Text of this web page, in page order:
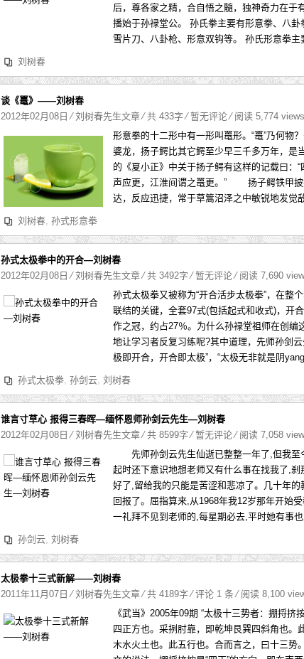
后，尊各家之精，合自悟之髓，独神奇力在
播始于孙禄堂公。 孙氏拳主要有形意拳、八卦
雪片刀、八卦枪、形意双钩等。 孙氏形意拳
刘树春
谈《鼍》——刘树春
2012年02月08日 ⁄刘树春先生文章⁄ 共 433字⁄暂无评论⁄ 阅读 5,774
形意拳的十二形中有一形叫鼍形。“鼍”乃何物
婆龙，扬子鳄比其它鳄至少早三千多万年，是
的《夏小正》中关于扬子鳄有这样的记载曰：
声应更，江淮间谓之鼍更。” 扬子鳄铁甲披
达，反应迅捷，常于草篙沼泽之中敏锐地发觉
刘树春, 孙式形意拳
孙式太极拳中的开合—刘树春
2012年02月08日 ⁄刘树春先生文章⁄ 共 3492字⁄暂无评论⁄ 阅读 7,690
孙式太极拳又被称为“开合活步太极拳”，在整
联结的关键，全套97式(包括起式和收式)，开
作之冠，约占27％。为什么孙禄堂祖师在创
地让学习者反复习练呢?其中道理，先师孙剑
极即开合，开合即太极”，“太极无非就是阴
孙式太极拳, 孙剑云, 刘树春
谁言寸草心 报得三春晖—缅怀恩师孙剑云先生—刘树春
2012年02月08日 ⁄刘树春先生文章⁄ 共 8599字⁄暂无评论⁄ 阅读 7,058
先师孙剑云先生仙逝已整整一年了,但我至
起时还下意识地想老师又有什么事在找我了,
好了,留给我的只能是苦涩和悲凉了。几十年
回报了。屈指算来,从1968年我12岁那年开始
一礼拜不见到老师的,每星期必去,平时她有事
孙剑云, 刘树春
太极拳十三式新解——刘树春
2011年11月07日 ⁄刘树春先生文章⁄ 共 4189字⁄评论 1 条⁄ 阅读 8,100
《武当》2005年09期 “太极十三势者：掤捋
四正方也。采挒肘靠，即乾坤艮巽四斜角也
木水火土也。此五行也。合而言之，曰十三势